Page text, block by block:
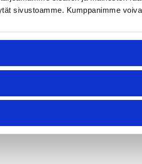
sivustoamme. Kumppanimme